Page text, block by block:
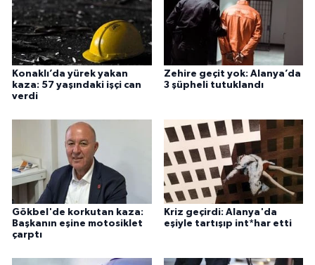
Konaklı’da yürek yakan
kaza: 57 yaşındaki işçi can
verdi
Zehire geçit yok: Alanya’da
3 şüpheli tutuklandı
Gökbel'de korkutan kaza:
Başkanın eşine motosiklet
çarptı
Kriz geçirdi: Alanya'da
eşiyle tartışıp int*har etti